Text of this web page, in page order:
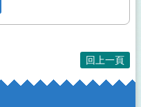
回上一頁